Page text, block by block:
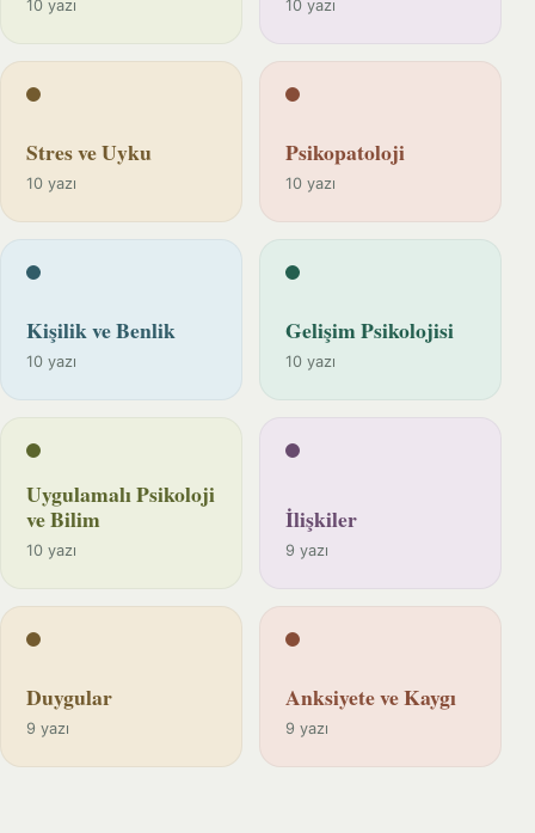
10 yazı 10 yazı
Stres ve Uyku
10 yazı
Psikopatoloji
10 yazı
Kişilik ve Benlik
10 yazı
Gelişim Psikolojisi
10 yazı
Uygulamalı Psikoloji
ve Bilim
10 yazı
İlişkiler
9 yazı
Duygular
9 yazı
Anksiyete ve Kaygı
9 yazı